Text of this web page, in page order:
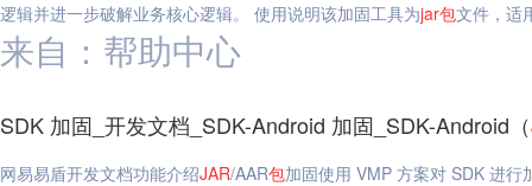
逻辑并进一步破解业务核心逻辑。 使用说明该加固工具为jar包文件，适
来自：帮助中心
SDK 加固_开发文档_SDK-Android 加固_SDK-Android（
网易易盾开发文档功能介绍JAR/AAR包加固使用 VMP 方案对 SDK 进